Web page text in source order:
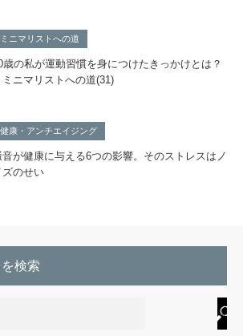
ミニマリストへの道
歳の私が運動習慣を身につけたきっかけとは？
ミニマリストへの道(31)
健康・アンチエイジング
音が健康に与える6つの影響。そのストレスはノ
ズのせい
検索